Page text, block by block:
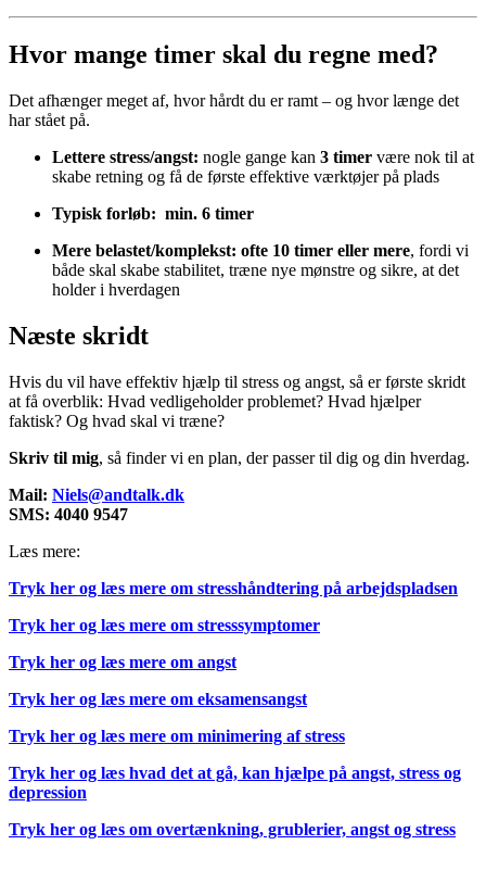
Hvor mange timer skal du regne med?
Det afhænger meget af, hvor hårdt du er ramt – og hvor længe det
har stået på.
Lettere stress/angst: nogle gange kan 3 timer være nok til at
skabe retning og få de første effektive værktøjer på plads
Typisk forløb: min. 6 timer
Mere belastet/komplekst: ofte 10 timer eller mere, fordi vi
både skal skabe stabilitet, træne nye mønstre og sikre, at det
holder i hverdagen
Næste skridt
Hvis du vil have effektiv hjælp til stress og angst, så er første skridt
at få overblik: Hvad vedligeholder problemet? Hvad hjælper
faktisk? Og hvad skal vi træne?
Skriv til mig, så finder vi en plan, der passer til dig og din hverdag.
Mail: Niels@andtalk.dk
SMS: 4040 9547
Læs mere:
Tryk her og læs mere om stresshåndtering på arbejdspladsen
Tryk her og læs mere om stresssymptomer
Tryk her og læs mere om angst
Tryk her og læs mere om eksamensangst
Tryk her og læs mere om minimering af stress
Tryk her og læs hvad det at gå, kan hjælpe på angst, stress og
depression
Tryk her og læs om overtænkning, grublerier, angst og stress